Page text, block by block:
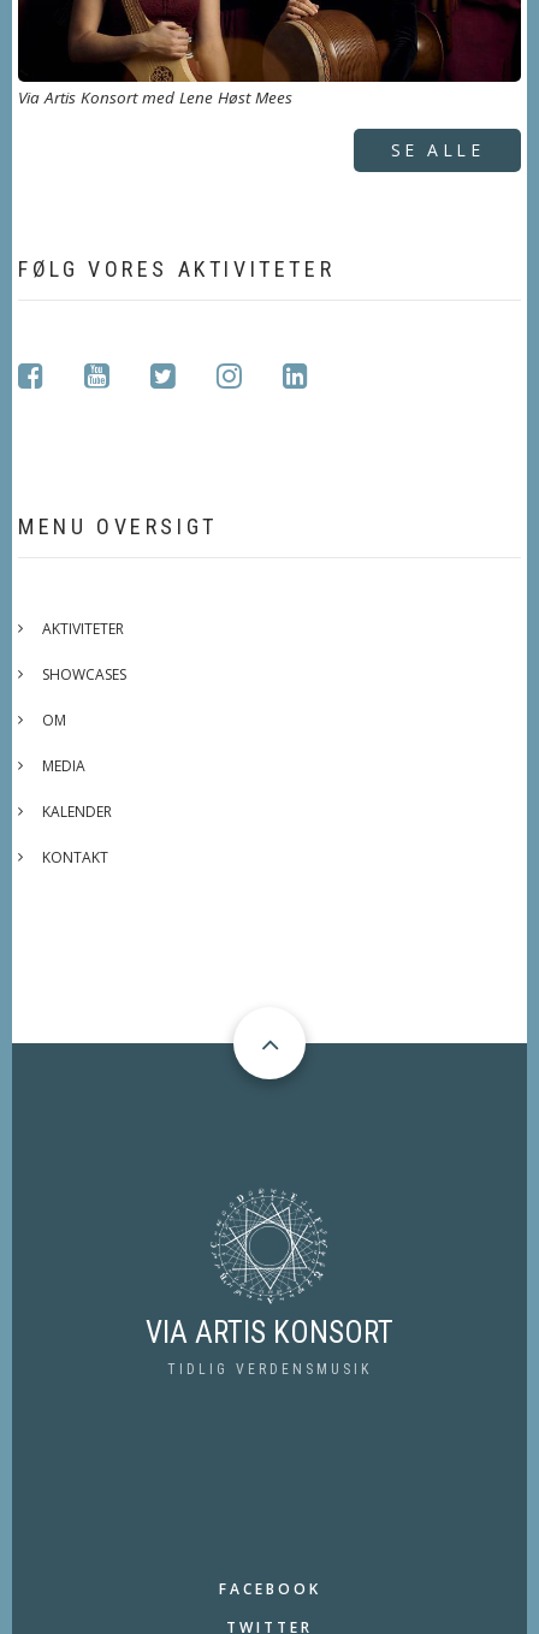
Via Artis Konsort med Lene Høst Mees
SE ALLE
FØLG VORES AKTIVITETER
facebookyoutubetwitterinstagramlinkedin
MENU OVERSIGT
AKTIVITETER
SHOWCASES
OM
MEDIA
KALENDER
KONTAKT
VIA ARTIS KONSORT
TIDLIG VERDENSMUSIK
FACEBOOK
TWITTER